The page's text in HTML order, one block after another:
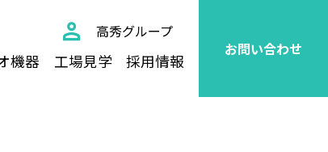
高秀グループ
機器 工場見学 採用情報
お問い合わせ